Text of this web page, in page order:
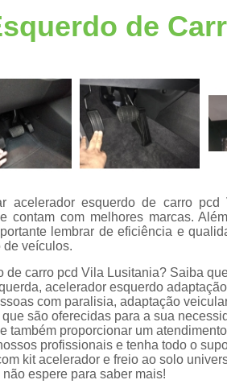
Bancos
Câmeras de
ré pcd
Centrais de
multimídia
Central de
Central
multimídias
volante pcd
Comprar kit
aceleradores
e freios
manuais
Embreagens
de
acelerador esquerdo de carro
contam com melhores marcas.
lembrar de eficiência e
de veículos.
de carro pcd Vila Lusitania? Saiba
acelerador esquerdo
com paralisia, adaptação
são oferecidas para a sua
também proporcionar um
profissionais e tenha todo o
kit acelerador e freio ao solo
espere para saber mais!